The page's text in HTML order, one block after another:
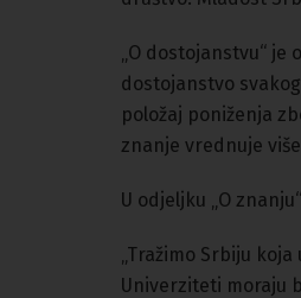
„O dostojanstvu“ je
dostojanstvo
položaj poniženja
znanje vrednuje
U odjeljku „O
„Tražimo Srbiju
Univerziteti moraju